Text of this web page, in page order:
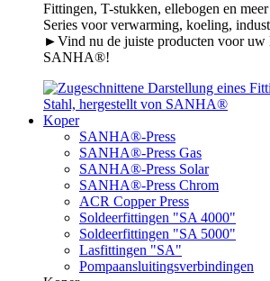
Fittingen, T-stukken, ellebogen en
Series voor verwarming, koeling,
►Vind nu de juiste producten voor uw
SANHA®!
Koper
SANHA®-Press
SANHA®-Press Gas
SANHA®-Press Solar
SANHA®-Press Chrom
ACR Copper Press
Soldeerfittingen "SA 4000"
Soldeerfittingen "SA 5000"
Lasfittingen "SA"
Pompaansluitingsverbindingen